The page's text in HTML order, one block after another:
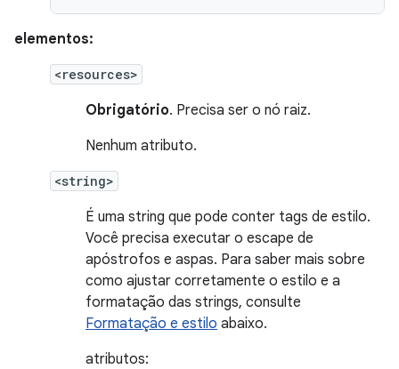
elementos:
<resources>
Obrigatório. Precisa ser o nó raiz.
Nenhum atributo.
<string>
É uma string que pode conter tags de estilo.
Você precisa executar o escape de
apóstrofos e aspas. Para saber mais sobre
como ajustar corretamente o estilo e a
formatação das strings, consulte
Formatação e estilo abaixo.
atributos: